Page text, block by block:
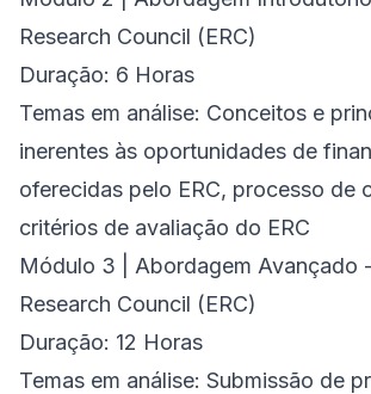
Research Council (ERC)
Duração: 6 Horas
Temas em análise: Conceitos e
inerentes às oportunidades de
oferecidas pelo ERC, processo de
critérios de avaliação do ERC
Módulo 3 | Abordagem Avançado
Research Council (ERC)
Duração: 12 Horas
Temas em análise: Submissão de